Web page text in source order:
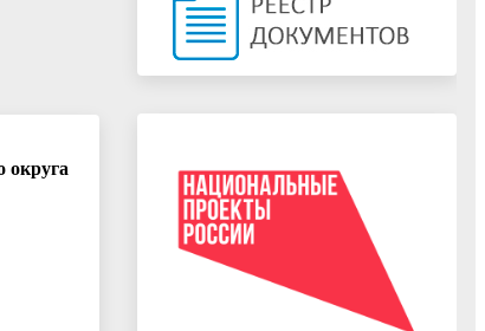
округа